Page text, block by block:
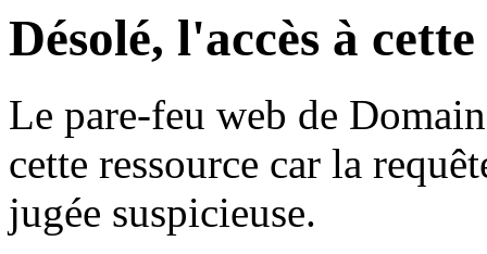
Désolé, l'accès à
Le pare-feu web de
cette ressource car la
jugée suspicieuse.